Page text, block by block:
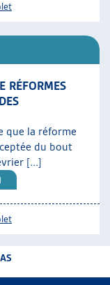
RÉFORMES
que la réforme
du bout
[...]